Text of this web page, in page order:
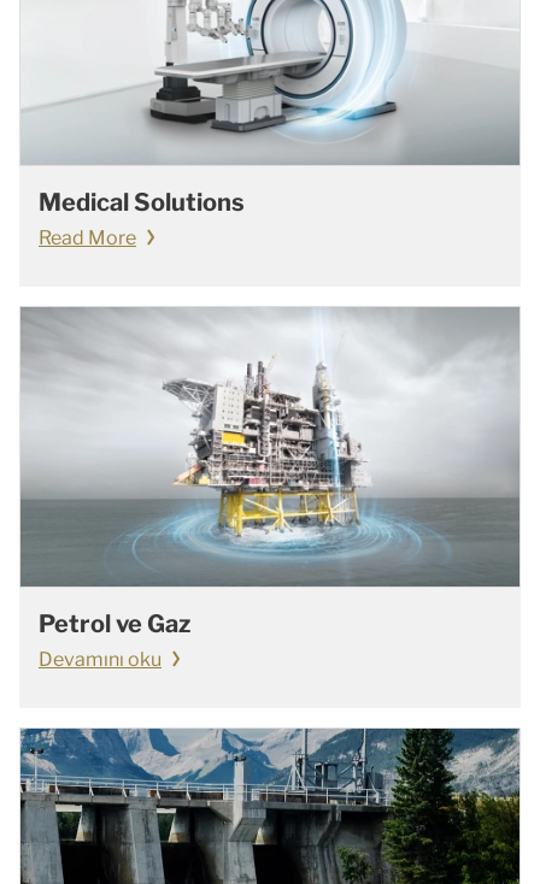
Medical Solutions
Read More
Petrol ve Gaz
Devamını oku